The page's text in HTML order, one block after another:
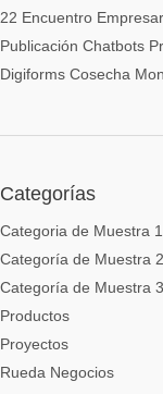
22 Encuentro
Publicación Chatbots
Digiforms Cosecha
Categorías
Categoria de Muestra 1
Categoría de Muestra 2
Categoría de Muestra 3
Productos
Proyectos
Rueda Negocios